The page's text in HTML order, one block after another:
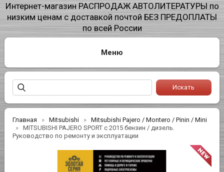
Интернет-магазин РАСПРОДАЖ АВТОЛИТЕРАТУРЫ по
низким ценам с доставкой почтой БЕЗ ПРЕДОПЛАТЫ
по всей России
Главная Mitsubishi
Mitsubishi Pajero / Montero / Pinin / Mini
MITSUBISHI PAJERO SPORT с 2015 бензин / дизель.
Руководство по ремонту и эксплуатации